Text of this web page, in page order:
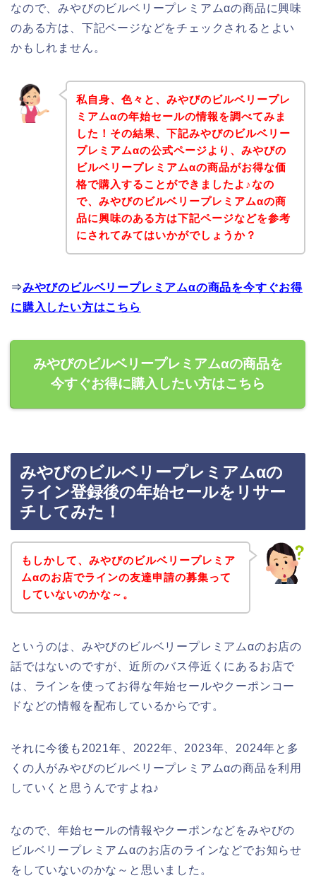
なので、みやびのビルベリープレミアムαの商品に興味
のある方は、下記ページなどをチェックされるとよい
かもしれません。
私自身、色々と、みやびのビルベリープレ
ミアムαの年始セールの情報を調べてみま
した！その結果、下記みやびのビルベリー
プレミアムαの公式ページより、みやびの
ビルベリープレミアムαの商品がお得な価
格で購入することができましたよ♪なの
で、みやびのビルベリープレミアムαの商
品に興味のある方は下記ページなどを参考
にされてみてはいかがでしょうか？
⇒みやびのビルベリープレミアムαの商品を今すぐお得
に購入したい方はこちら
みやびのビルベリープレミアムαの商品を
今すぐお得に購入したい方はこちら
みやびのビルベリープレミアムαの
ライン登録後の年始セールをリサー
チしてみた！
もしかして、みやびのビルベリープレミア
ムαのお店でラインの友達申請の募集って
していないのかな～。
というのは、みやびのビルベリープレミアムαのお店の
話ではないのですが、近所のバス停近くにあるお店で
は、ラインを使ってお得な年始セールやクーポンコー
ドなどの情報を配布しているからです。
それに今後も2021年、2022年、2023年、2024年と多
くの人がみやびのビルベリープレミアムαの商品を利用
していくと思うんですよね♪
なので、年始セールの情報やクーポンなどをみやびの
ビルベリープレミアムαのお店のラインなどでお知らせ
をしていないのかな～と思いました。